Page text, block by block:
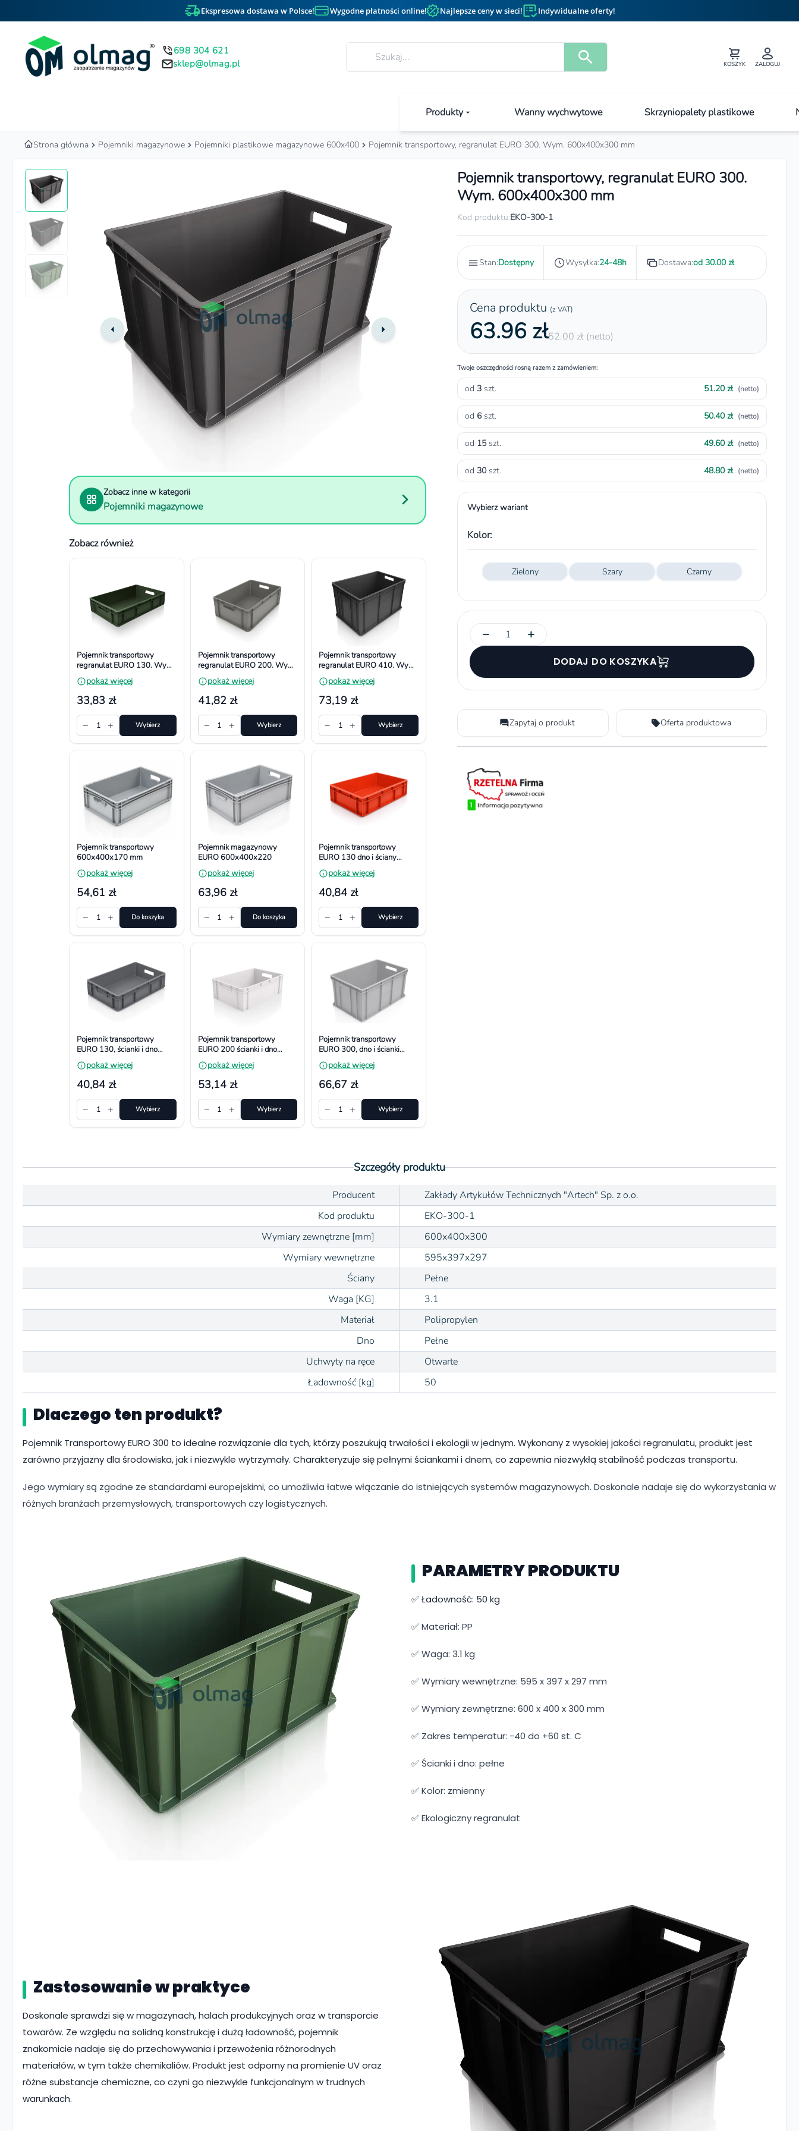
Ekspresowa dostawa w Polsce! Wygodne płatności online! Najlepsze ceny w sieci! Indywidualne oferty!
698 304 621
sklep@olmag.pl
KOSZYK ZALOGUJ
Produkty Wanny wychwytowe Skrzyniopalety plastikowe
Home
Strona główna Pojemniki magazynowe Pojemniki plastikowe magazynowe 600x400 Pojemnik transportowy, regranulat EURO 300. Wym. 600x400x300 mm
Zobacz inne w kategorii
Pojemniki magazynowe
Zobacz również
Pojemnik transportowy
regranulat EURO 130. Wym.
600x400x130 mm
pokaż więcej
33,83 zł
− 1 + Wybierz
Pojemnik transportowy
regranulat EURO 200. Wym.
600x400x200 mm
pokaż więcej
41,82 zł
− 1 + Wybierz
Pojemnik transportowy
regranulat EURO 410. Wym.
600x400x410 mm
pokaż więcej
73,19 zł
− 1 + Wybierz
Pojemnik transportowy
600x400x170 mm
pokaż więcej
54,61 zł
− 1 + Do koszyka
Pojemnik magazynowy
EURO 600x400x220
pokaż więcej
63,96 zł
− 1 + Do koszyka
Pojemnik transportowy
EURO 130 dno i ściany
pełne. Wym. 600x400x130
mmpokaż więcej
40,84 zł
− 1 + Wybierz
Pojemnik transportowy
EURO 130, ścianki i dno
pełne. Wym. 600x400x130
mmpokaż więcej
40,84 zł
− 1 + Wybierz
Pojemnik transportowy
EURO 200 ścianki i dno
pełne. Wym. 600x400x200
mmpokaż więcej
53,14 zł
− 1 + Wybierz
Pojemnik transportowy
EURO 300, dno i ścianki
pełne. Wym. 600x400x300
mmpokaż więcej
66,67 zł
− 1 + Wybierz
Pojemnik transportowy, regranulat EURO 300.
Wym. 600x400x300 mm
Kod produktu:EKO-300-1
Stan:Dostępny Wysyłka:24-48h Dostawa:od 30.00 zł
Cena produktu (z VAT)
63.96 zł52.00 zł (netto)
Twoje oszczędności rosną razem z zamówieniem:
od 3 szt. 51.20 zł (netto)
od 6szt. 50.40 zł (netto)
od 15szt. 49.60 zł (netto)
od 30szt. 48.80 zł (netto)
Wybierz wariant
Kolor:
Zielony Szary Czarny
− +
DODAJ DO KOSZYKA
Zapytaj o produkt Oferta produktowa
Szczegóły produktu
Producent
Zakłady Artykułów Technicznych "Artech" Sp. z o.o.
Kod produktu
EKO-300-1
Wymiary zewnętrzne [mm]
600x400x300
Wymiary wewnętrzne
595x397x297
Ściany
Pełne
Waga [KG]
3.1
Materiał
Polipropylen
Dno
Pełne
Uchwyty na ręce
Otwarte
Ładowność [kg]
50
Dlaczego ten produkt?
Pojemnik Transportowy EURO 300 to idealne rozwiązanie dla tych, którzy poszukują trwałości i ekologii w jednym. Wykonany z wysokiej jakości regranulatu, produkt jest
zarówno przyjazny dla środowiska, jak i niezwykle wytrzymały. Charakteryzuje się pełnymi ściankami i dnem, co zapewnia niezwykłą stabilność podczas transportu.
Jego wymiary są zgodne ze standardami europejskimi, co umożliwia łatwe włączanie do istniejących systemów magazynowych. Doskonale nadaje się do wykorzystania w
różnych branżach przemysłowych, transportowych czy logistycznych.
PARAMETRY PRODUKTU
✅ Ładowność: 50 kg
✅ Materiał: PP
✅ Waga: 3.1 kg
✅ Wymiary wewnętrzne: 595 x 397 x 297 mm
✅ Wymiary zewnętrzne: 600 x 400 x 300 mm
✅ Zakres temperatur: -40 do +60 st. C
✅ Ścianki i dno: pełne
✅ Kolor: zmienny
✅ Ekologiczny regranulat
Zastosowanie w praktyce
Doskonale sprawdzi się w magazynach, halach produkcyjnych oraz w transporcie
towarów. Ze względu na solidną konstrukcję i dużą ładowność, pojemnik
znakomicie nadaje się do przechowywania i przewożenia różnorodnych
materiałów, w tym także chemikaliów. Produkt jest odporny na promienie UV oraz
różne substancje chemiczne, co czyni go niezwykle funkcjonalnym w trudnych
warunkach.